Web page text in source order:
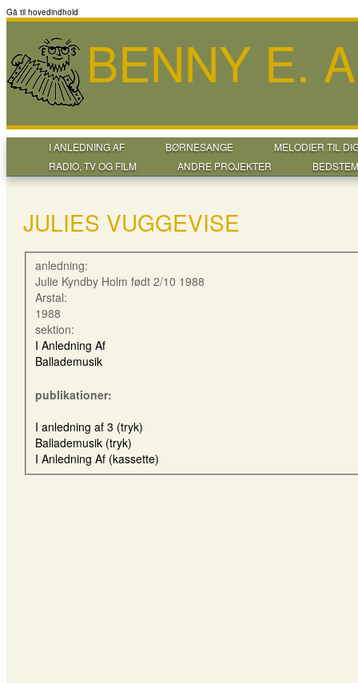
Gå til hovedindhold
BENNY E.
I ANLEDNING AF BØRNESANGE
MELODIER TIL
RADIO, TV OG FILM
ANDRE PROJEKTER
JULIES VUGGEVISE
anledning:
Julie Kyndby Holm født 2/10 1988
Arstal:
1988
sektion:
I Anledning Af
Ballademusik
publikationer:
I anledning af 3 (tryk)
Ballademusik (tryk)
I Anledning Af (kassette)